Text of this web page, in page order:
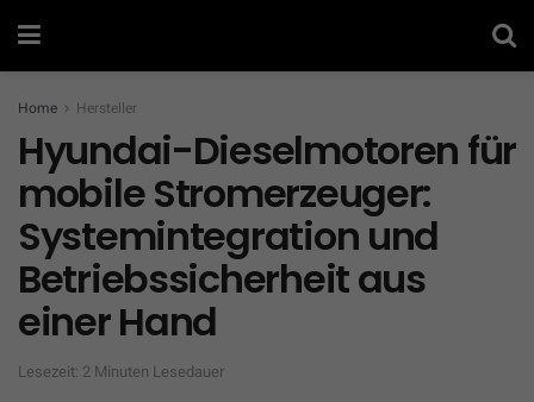
Home Hersteller
Hyundai-Dieselmotoren für
mobile Stromerzeuger:
Systemintegration und
Betriebssicherheit aus
einer Hand
Lesezeit: 2 Minuten Lesedauer